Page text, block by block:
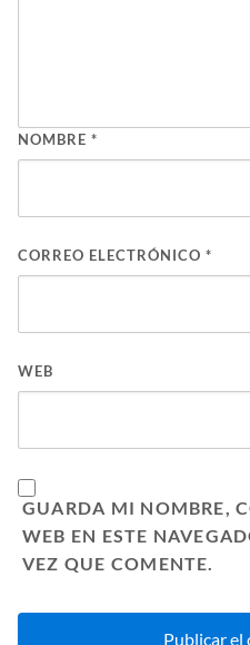
NOMBRE *
CORREO ELECTRÓNICO *
WEB
GUARDA MI NOMBRE,
WEB EN ESTE
VEZ QUE COMENTE.